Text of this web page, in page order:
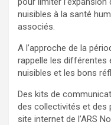
nuisibles à la santé
associés.
A l’approche de la
rappelle les différentes
nuisibles et les bons
Des kits de
des collectivités et des
site internet de l’ARS